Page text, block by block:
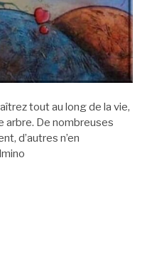
tout au long de la vie,
arbre. De nombreuses
d’autres n’en